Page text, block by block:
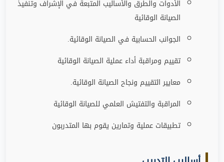
الأدوات والطرق والأساليب المتبعة في الإشراف وتنفيذ
الصيانة الوقائية
الجوانب الحسابية في الصيانة الوقائية.
تقييم ومراقبة أداء عملية الصيانة الوقائية
معايير التقييم ونجاح الصيانة الوقائية.
المراقبة والتفتيش العلمي للصيانة الوقائية
تطبيقات عملية وتمارين يقوم بها المتدربون